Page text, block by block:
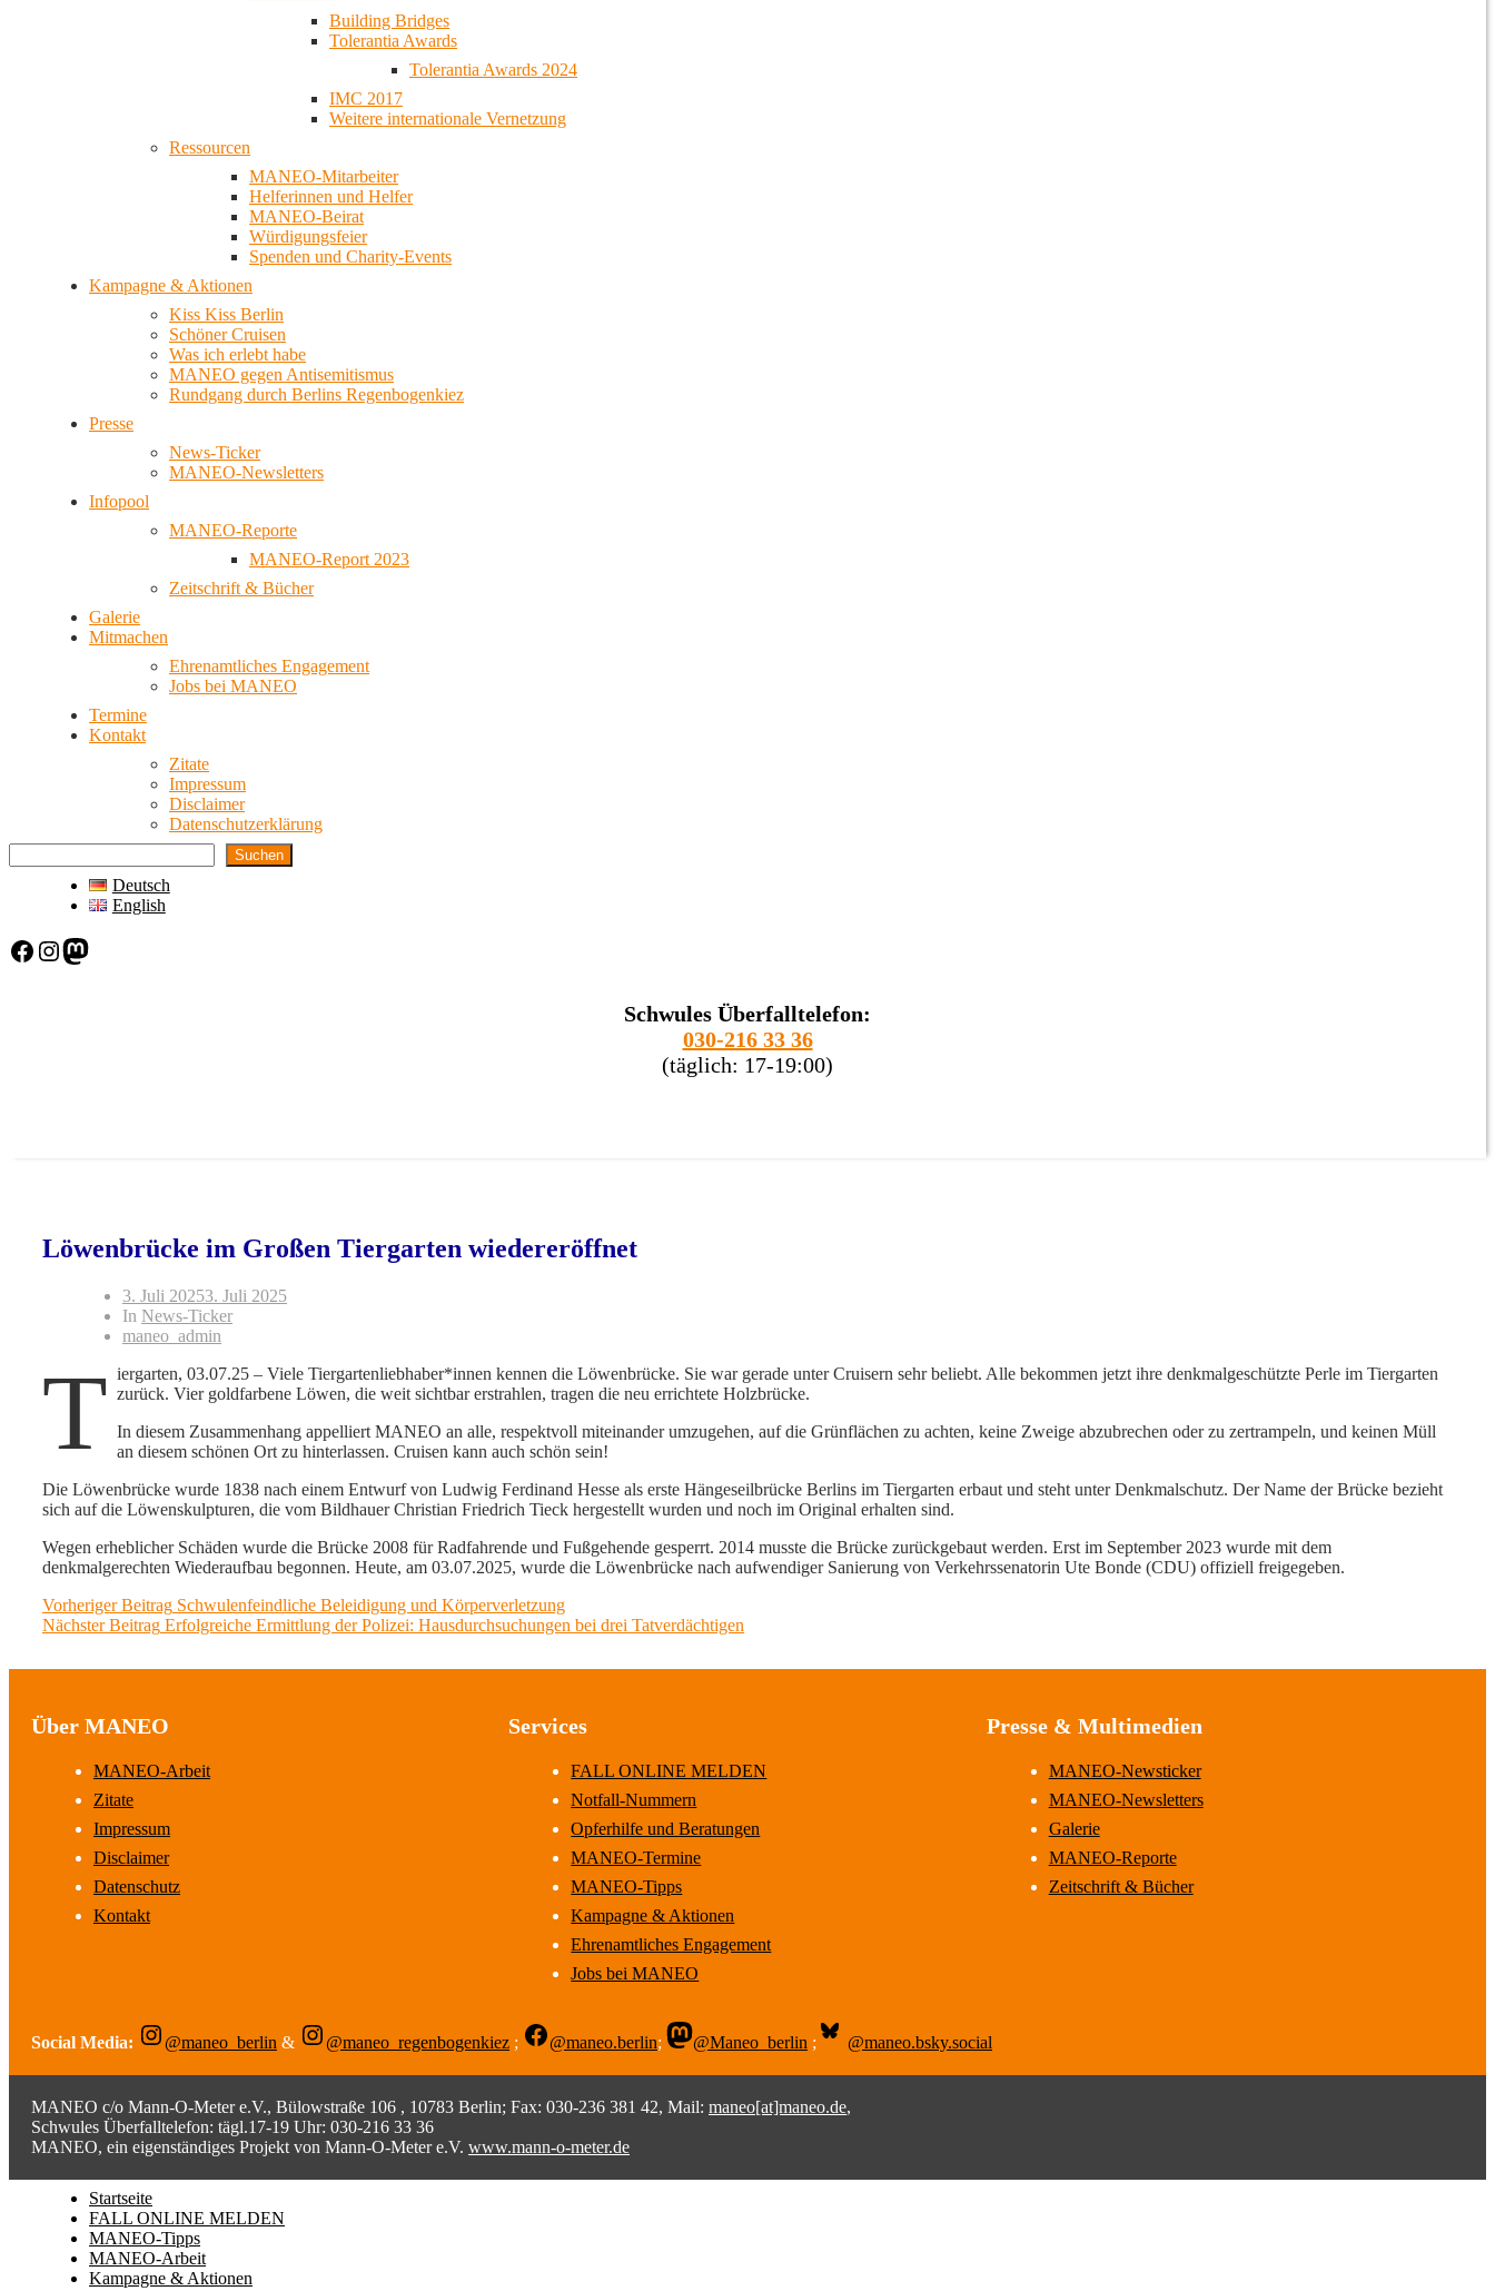
Building Bridges
Tolerantia Awards
Tolerantia Awards 2024
IMC 2017
Weitere internationale Vernetzung
Ressourcen
MANEO-Mitarbeiter
Helferinnen und Helfer
MANEO-Beirat
Würdigungsfeier
Spenden und Charity-Events
Kampagne & Aktionen
Kiss Kiss Berlin
Schöner Cruisen
Was ich erlebt habe
MANEO gegen Antisemitismus
Rundgang durch Berlins Regenbogenkiez
Presse
News-Ticker
MANEO-Newsletters
Infopool
MANEO-Reporte
MANEO-Report 2023
Zeitschrift & Bücher
Galerie
Mitmachen
Ehrenamtliches Engagement
Jobs bei MANEO
Termine
Kontakt
Zitate
Impressum
Disclaimer
Datenschutzerklärung
Suchen
Deutsch
English
Facebook Instagram Mastodon
Schwules Überfalltelefon:
030-216 33 36
(täglich: 17-19:00)
Löwenbrücke im Großen Tiergarten wiedereröffnet
3. Juli 20253. Juli 2025
In News-Ticker
maneo_admin
T iergarten, 03.07.25 – Viele Tiergartenliebhaber*innen kennen die Löwenbrücke. Sie war gerade unter Cruisern sehr beliebt. Alle bekommen jetzt ihre denkmalgeschützte Perle im Tiergarten
zurück. Vier goldfarbene Löwen, die weit sichtbar erstrahlen, tragen die neu errichtete Holzbrücke.
In diesem Zusammenhang appelliert MANEO an alle, respektvoll miteinander umzugehen, auf die Grünflächen zu achten, keine Zweige abzubrechen oder zu zertrampeln, und keinen Müll
an diesem schönen Ort zu hinterlassen. Cruisen kann auch schön sein!
Die Löwenbrücke wurde 1838 nach einem Entwurf von Ludwig Ferdinand Hesse als erste Hängeseilbrücke Berlins im Tiergarten erbaut und steht unter Denkmalschutz. Der Name der Brücke bezieht
sich auf die Löwenskulpturen, die vom Bildhauer Christian Friedrich Tieck hergestellt wurden und noch im Original erhalten sind.
Wegen erheblicher Schäden wurde die Brücke 2008 für Radfahrende und Fußgehende gesperrt. 2014 musste die Brücke zurückgebaut werden. Erst im September 2023 wurde mit dem
denkmalgerechten Wiederaufbau begonnen. Heute, am 03.07.2025, wurde die Löwenbrücke nach aufwendiger Sanierung von Verkehrssenatorin Ute Bonde (CDU) offiziell freigegeben.
Beitragsnavigation
Vorheriger Beitrag Previous
post:
Schwulenfeindliche Beleidigung und Körperverletzung
Nächster Beitrag Next
Erfolgreiche Ermittlung der Polizei: Hausdurchsuchungen bei drei Tatverdächtigen
Über MANEO
MANEO-Arbeit
Zitate
Impressum
Disclaimer
Datenschutz
Kontakt
Services
FALL ONLINE MELDEN
Notfall-Nummern
Opferhilfe und Beratungen
MANEO-Termine
MANEO-Tipps
Kampagne & Aktionen
Ehrenamtliches Engagement
Jobs bei MANEO
Presse & Multimedien
MANEO-Newsticker
MANEO-Newsletters
Galerie
MANEO-Reporte
Zeitschrift & Bücher
Social Media: @maneo_berlin & @maneo_regenbogenkiez ; @maneo.berlin; @Maneo_berlin ; @maneo.bsky.social
MANEO c/o Mann-O-Meter e.V., Bülowstraße 106 , 10783 Berlin; Fax: 030-236 381 42, Mail: maneo[at]maneo.de,
Schwules Überfalltelefon: tägl.17-19 Uhr: 030-216 33 36
MANEO, ein eigenständiges Projekt von Mann-O-Meter e.V. www.mann-o-meter.de
Startseite
FALL ONLINE MELDEN
MANEO-Tipps
MANEO-Arbeit
Kampagne & Aktionen